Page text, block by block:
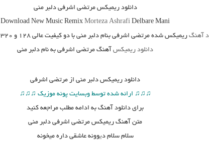
دانلود ریمیکس مرتضی اشرفی دلبر منی
Download New Music RemixMorteza Ashrafi Delbare Mani
آهنگریمیکس شده مرتضی اشرفی بنام دلبر منیبا دو کیفیت عالی ۱۲۸ و ۳۲۰ به همراه متن آهنگ
دانلود ریمیکسآهنگ مرتضی اشرفی به نام دلبر منی
دانلود ریمیکس دلبر منی از مرتضی اشرفی
♫♫♫ ارائه شده توسط وبسایت پونه موزیک ♫♫♫
برای دانلود آهنگ به ادامه مطلب مراجعه کنید
متن آهنگ ریمیکس مرتضی اشرفی دلبر منی
سلام سلام دیوونه عاشقی داره میخونه